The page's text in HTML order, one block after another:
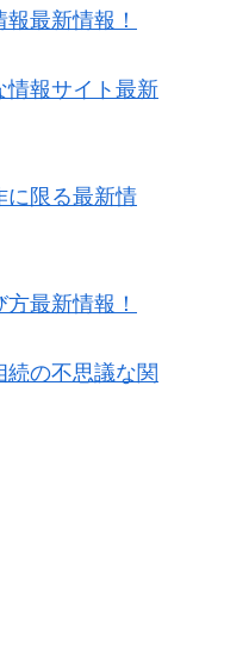
最新情報！
情報サイト最新
に限る最新情
最新情報！
の不思議な関